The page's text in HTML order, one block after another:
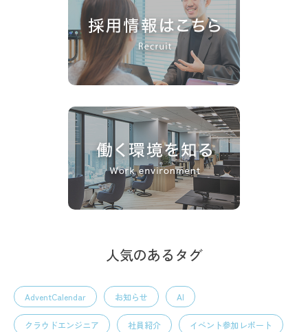
人気のあるタグ
AdventCalendar お知らせ AI
クラウドエンジニア 社員紹介 イベント参加レポート